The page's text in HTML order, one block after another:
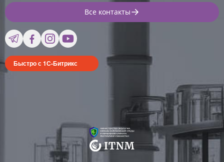
Все контакты
Быстро с 1С-Битрикс